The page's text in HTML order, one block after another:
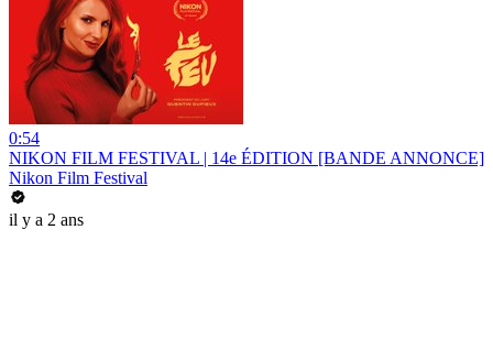
0:54
NIKON FILM FESTIVAL | 14e ÉDITION [BANDE ANNONCE]
Nikon Film Festival
il y a 2 ans